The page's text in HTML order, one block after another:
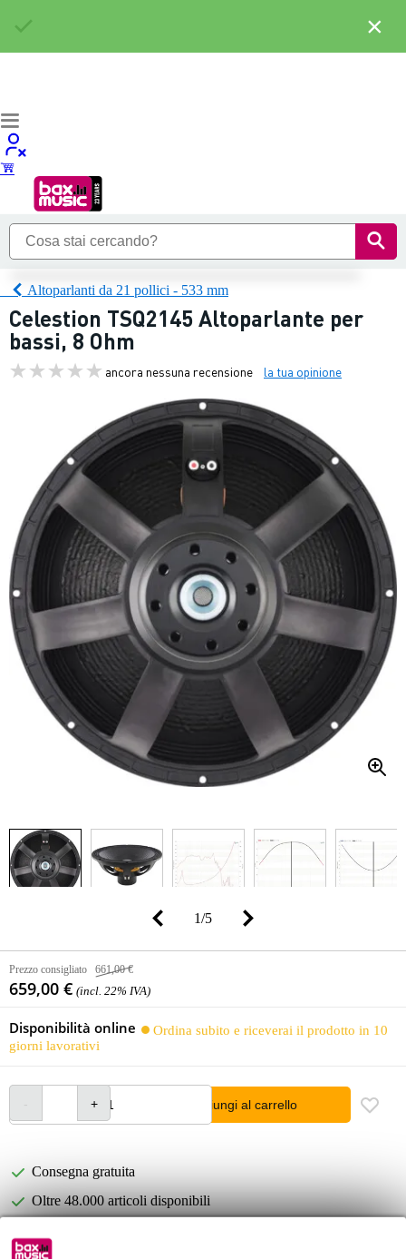
Altoparlanti da 21 pollici - 533 mm
Celestion TSQ2145 Altoparlante per
bassi, 8 Ohm
ancora nessuna recensione la tua opinione
1/5
Prezzo consigliato 661,00 €
659,00 € (incl. 22% IVA)
Disponibilità online
Ordina subito e riceverai il prodotto in 10
giorni lavorativi
Aggiungi al carrello
Consegna gratuita
Oltre 48.000 articoli disponibili
×